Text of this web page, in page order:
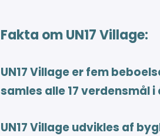
Fakta om UN17 Village:
UN17 Village er fem
samles alle 17
UN17 Village udvikles af